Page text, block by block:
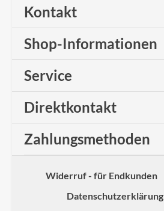
Kontakt
Shop-Informationen
Service
Direktkontakt
Zahlungsmethoden
Widerruf - für Endkunden
Datenschutzerklärung